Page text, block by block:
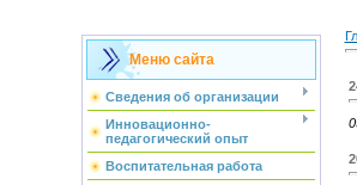
Меню сайта
Сведения об организации
Инновационно-
педагогический опыт
Воспитательная работа